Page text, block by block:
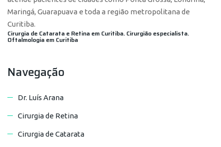
Maringá, Guarapuava e toda a região metropolitana de
Curitiba.
Cirurgia de Catarata e Retina em Curitiba. Cirurgião especialista.
Oftalmologia em Curitiba
Navegação
Dr. Luís Arana
Cirurgia de Retina
Cirurgia de Catarata